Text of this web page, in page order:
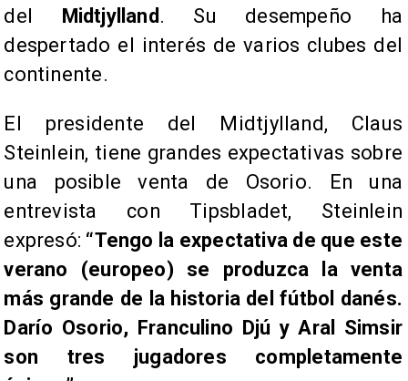
del
Midtjylland . Su desempeño ha
despertado el interés de varios clubes del
continente.
El presidente del Midtjylland, Claus
Steinlein, tiene grandes expectativas sobre
una posible venta de Osorio. En una
entrevista con Tipsbladet, Steinlein
expresó: “Tengo la expectativa de que este
verano (europeo) se produzca la venta
más grande de la historia del fútbol danés.
Darío Osorio, Franculino Djú y Aral Simsir
son tres jugadores completamente